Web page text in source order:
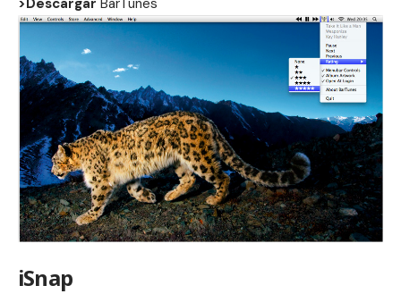
iSnap